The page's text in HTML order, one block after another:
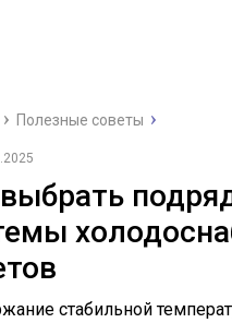
Полезные советы
стабильной